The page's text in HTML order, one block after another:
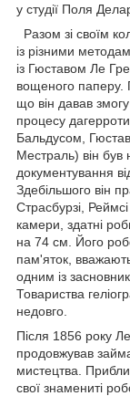
у студії Поля
Разом зі своїм
із різними
із Гюставом Ле
вощеного паперу.
що він давав
процесу
Бальдусом,
Местраль) він був
документування
Здебільшого він
Страсбурзі,
камери, здатні
на 74 см. Його
пам'яток,
одним із
Товариства
недовго.
Після 1856 року
продовжував
мистецтва.
свої знамениті